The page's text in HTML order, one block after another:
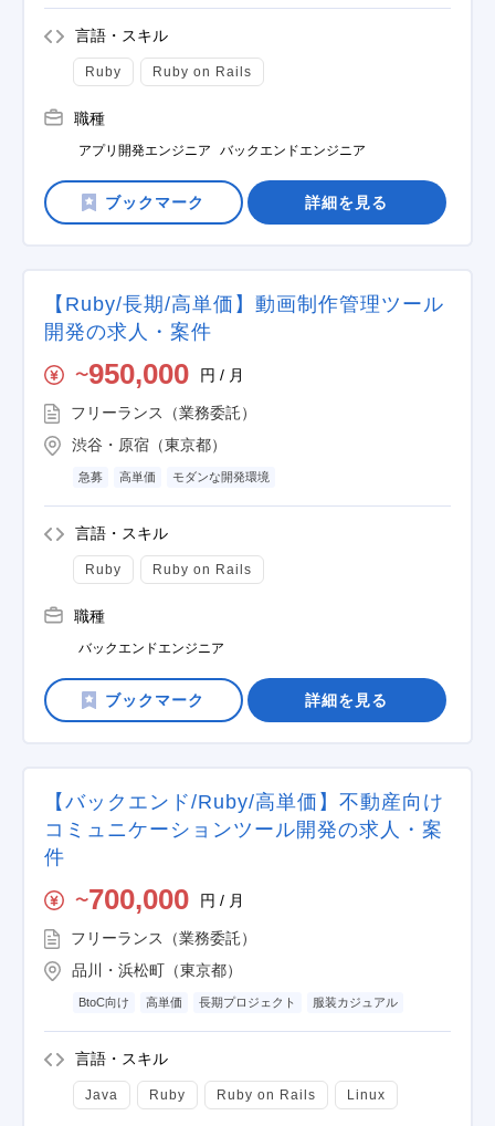
言語・スキル
Ruby Ruby on Rails
職種
アプリ開発エンジニア バックエンドエンジニア
詳細を見る
【Ruby/長期/高単価】動画制作管理ツール
開発の求人・案件
〜950,000 円 / 月
フリーランス（業務委託）
渋谷・原宿（東京都）
急募 高単価 モダンな開発環境
言語・スキル
Ruby Ruby on Rails
職種
バックエンドエンジニア
詳細を見る
【バックエンド/Ruby/高単価】不動産向け
コミュニケーションツール開発の求人・案
件
〜700,000 円 / 月
フリーランス（業務委託）
品川・浜松町（東京都）
BtoC向け 高単価 長期プロジェクト 服装カジュアル
言語・スキル
Java Ruby Ruby on Rails Linux